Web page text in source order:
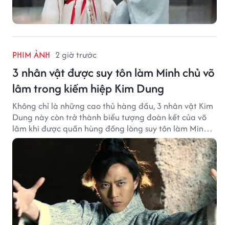
PHIM ẢNH 2 giờ trước
3 nhân vật được suy tôn làm Minh chủ võ
lâm trong kiếm hiệp Kim Dung
Không chỉ là những cao thủ hàng đầu, 3 nhân vật Kim
Dung này còn trở thành biểu tượng đoàn kết của võ
lâm khi được quần hùng đồng lòng suy tôn làm Minh
chủ.